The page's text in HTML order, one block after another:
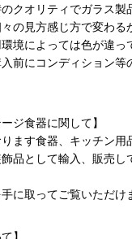
クオリティでガラス
の見方感じ方で変わ
境によっては色が違
前にコンディション
ジ食器に関して】
ます食器、キッチン
品として輸入、販売
に取ってご覧いただけ
】